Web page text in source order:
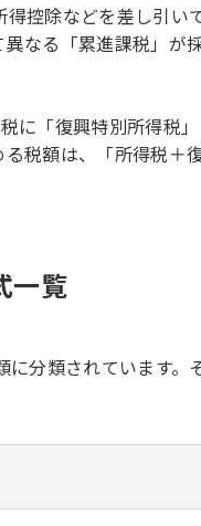
控除などを差し引
なる「累進課税」
に「復興特別所得税
税額は、「所得税＋
一覧
分類されています